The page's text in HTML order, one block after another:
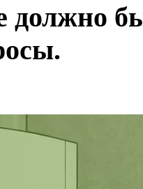
должно